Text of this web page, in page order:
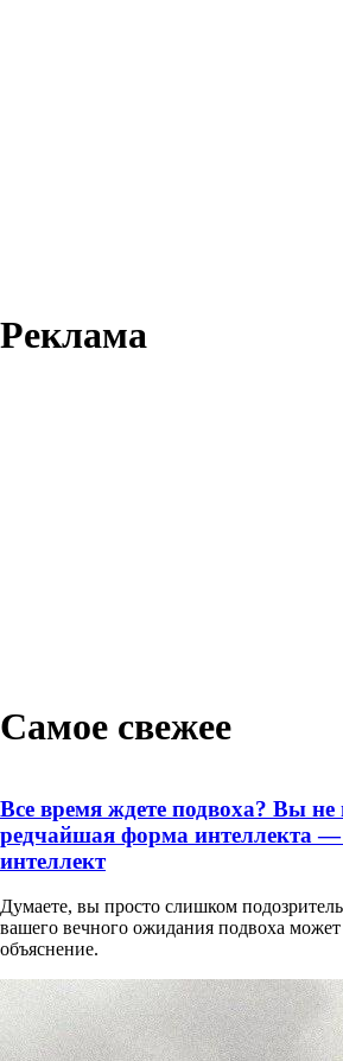
Реклама
Самое свежее
Все время ждете подвоха? Вы не
редчайшая форма интеллекта —
интеллект
Думаете, вы просто слишком
вашего вечного ожидания подвоха
объяснение.